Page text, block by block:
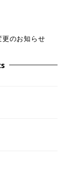
更のお知らせ